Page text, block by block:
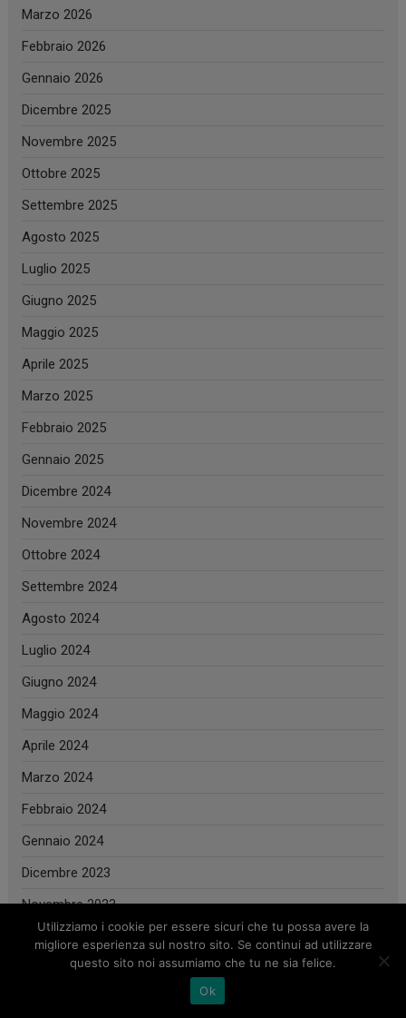
Marzo 2026
Febbraio 2026
Gennaio 2026
Dicembre 2025
Novembre 2025
Ottobre 2025
Settembre 2025
Agosto 2025
Luglio 2025
Giugno 2025
Maggio 2025
Aprile 2025
Marzo 2025
Febbraio 2025
Gennaio 2025
Dicembre 2024
Novembre 2024
Ottobre 2024
Settembre 2024
Agosto 2024
Luglio 2024
Giugno 2024
Maggio 2024
Aprile 2024
Marzo 2024
Febbraio 2024
Gennaio 2024
Dicembre 2023
Novembre 2023
Ottobre 2023
Settembre 2023
Utilizziamo i cookie per essere sicuri che tu possa avere la
migliore esperienza sul nostro sito. Se continui ad utilizzare
questo sito noi assumiamo che tu ne sia felice.
Ok